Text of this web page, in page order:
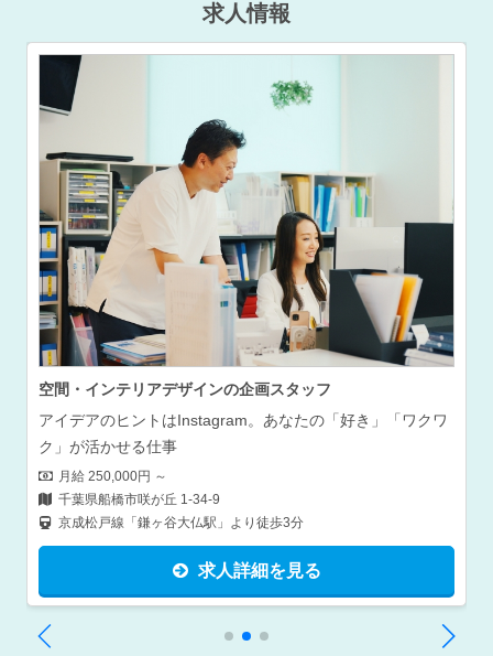
求人情報
空間・インテリアデザインの企画スタッフ
アイデアのヒントはInstagram。あなたの「好き」「ワクワ
ク」が活かせる仕事
月給 250,000円 ～
千葉県船橋市咲が丘 1-34-9
京成松戸線「鎌ヶ谷大仏駅」より徒歩3分
求人詳細を見る